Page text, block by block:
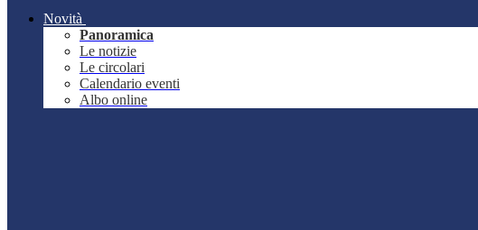
Novità
Panoramica
Le notizie
Le circolari
Calendario eventi
Albo online